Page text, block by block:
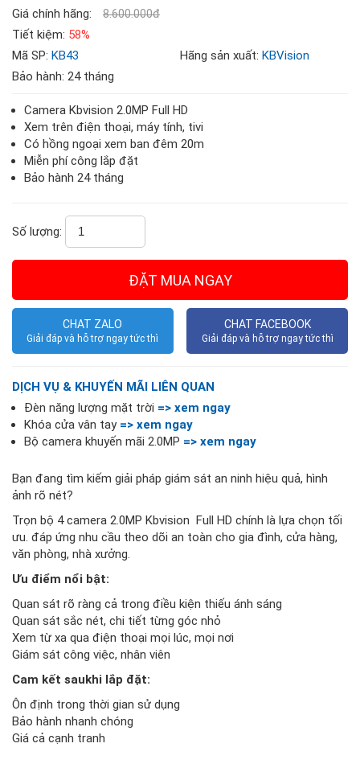
Giá chính hãng: 8.600.000đ
Tiết kiệm: 58%
Mã SP: KB43 Hãng sản xuất: KBVision
Bảo hành: 24 tháng
Camera Kbvision 2.0MP Full HD
Xem trên điện thoại, máy tính, tivi
Có hồng ngoại xem ban đêm 20m
Miễn phí công lắp đặt
Bảo hành 24 tháng
Số lượng:
CHAT ZALO
Giải đáp và hỗ trợ ngay tức thì
CHAT FACEBOOK
Giải đáp và hỗ trợ ngay tức thì
DỊCH VỤ & KHUYẾN MÃI LIÊN QUAN
Đèn năng lượng mặt trời => xem ngay
Khóa cửa vân tay => xem ngay
Bộ camera khuyến mãi 2.0MP => xem ngay
Bạn đang tìm kiếm giải pháp giám sát an ninh hiệu quả, hình
ảnh rõ nét?
Trọn bộ 4 camera 2.0MP Kbvision Full HD chính là lựa chọn tối
ưu. đáp ứng nhu cầu theo dõi an toàn cho gia đình, cửa hàng,
văn phòng, nhà xưởng.
Ưu điểm nổi bật:
Quan sát rõ ràng cả trong điều kiện thiếu ánh sáng
Quan sát sắc nét, chi tiết từng góc nhỏ
Xem từ xa qua điện thoại mọi lúc, mọi nơi
Giám sát công việc, nhân viên
Cam kết saukhi lắp đặt:
Ôn định trong thời gian sử dụng
Bảo hành nhanh chóng
Giá cả cạnh tranh